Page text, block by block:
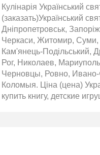
Кулінарія Український
(заказать)Український
Дніпропетровськ,
Черкаси, Житомир, Суми,
Кам'янець-Подільський,
Рог, Николаев,
Черновцы, Ровно, Ивано-
Коломыя. Ціна (цена)
купить книгу, детские